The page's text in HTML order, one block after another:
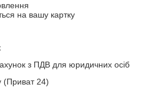
на вашу картку
з ПДВ для юридичних осіб
(Приват 24)